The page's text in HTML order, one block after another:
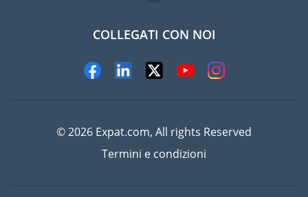
COLLEGATI CON NOI
© 2026 Expat.com, All rights Reserved
Termini e condizioni